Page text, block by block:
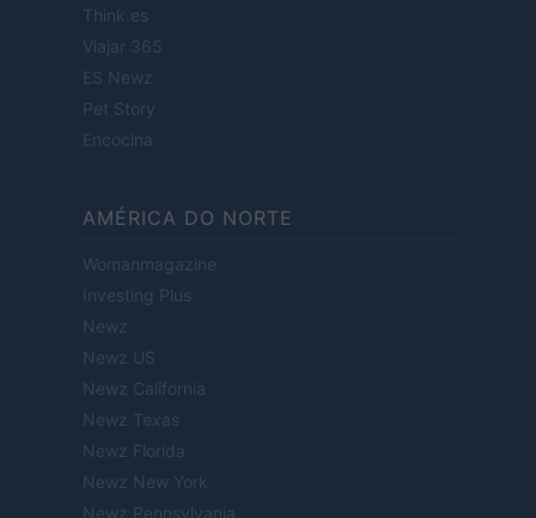
Think.es
Viajar 365
ES Newz
Pet Story
Encocina
AMÉRICA DO NORTE
Womanmagazine
Investing Plus
Newz
Newz US
Newz California
Newz Texas
Newz Florida
Newz New York
Newz Pennsylvania